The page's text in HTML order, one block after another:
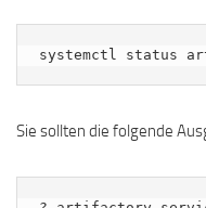
systemctl status
Sie sollten die folgende